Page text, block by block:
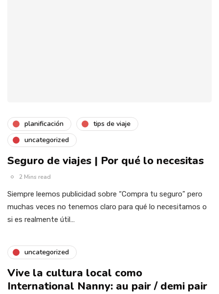
planificación
tips de viaje
uncategorized
Seguro de viajes | Por qué lo necesitas
2 Mins read
Siempre leemos publicidad sobre “Compra tu seguro” pero
muchas veces no tenemos claro para qué lo necesitamos o
si es realmente útil…
uncategorized
Vive la cultura local como
International Nanny: au pair / demi pair